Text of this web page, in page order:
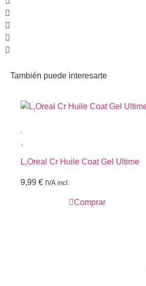
También puede interesarte
L,Oreal Cr Huile Coat Gel Ultime
9,99 € IVA incl.
Comprar